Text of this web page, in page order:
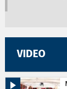
VIDEO